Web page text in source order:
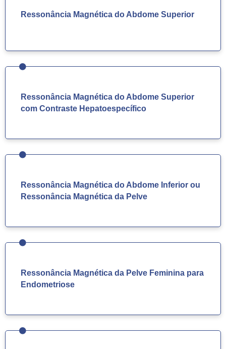
Ressonância Magnética do Abdome Superior
Ressonância Magnética do Abdome Superior
com Contraste Hepatoespecífico
Ressonância Magnética do Abdome Inferior ou
Ressonância Magnética da Pelve
Ressonância Magnética da Pelve Feminina para
Endometriose